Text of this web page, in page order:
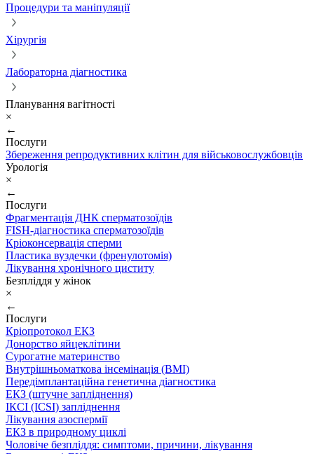
Процедури та маніпуляції
Хірургія
Лабораторна діагностика
Планування вагітності
×
←
Послуги
Збереження репродуктивних клітин для військовослужбовців
Урологія
×
←
Послуги
Фрагментація ДНК сперматозоїдів
FISH-діагностика сперматозоїдів
Кріоконсервація сперми
Пластика вуздечки (френулотомія)
Лікування хронічного циститу
Безпліддя у жінок
×
←
Послуги
Кріопротокол ЕКЗ
Донорство яйцеклітини
Сурогатне материнство
Внутрішньоматкова інсемінація (ВМІ)
Передімплантаційна генетична діагностика
ЕКЗ (штучне запліднення)
ІКСІ (ICSI) запліднення
Лікування азоспермії
ЕКЗ в природному циклі
Чоловіче безпліддя: симптоми, причини, лікування